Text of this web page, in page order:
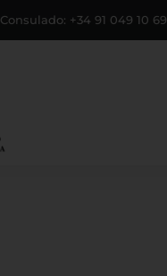
Consulado: +34 91 049 10 69